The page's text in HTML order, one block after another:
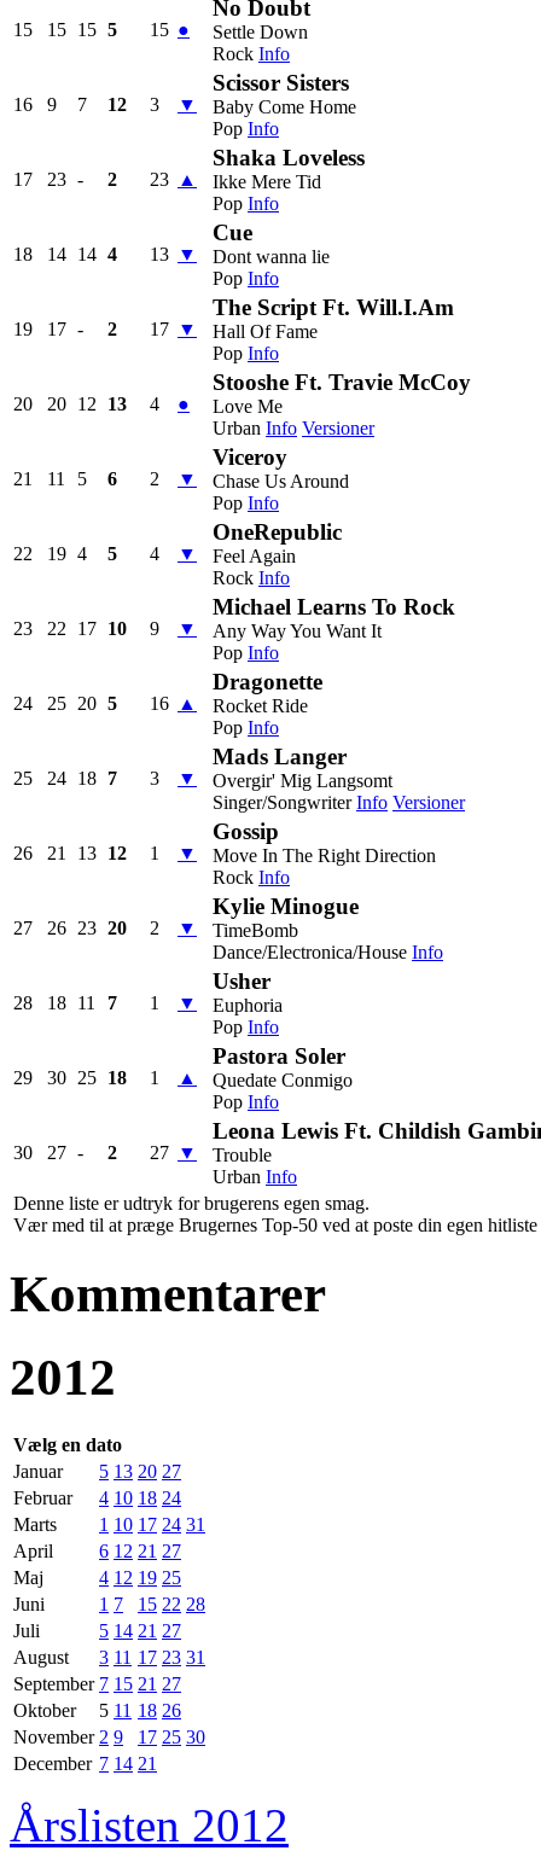
15 15 15 5 15 ●
No Doubt
Settle Down
Rock Info
16 9 7 12 3 ▼
Scissor Sisters
Baby Come Home
Pop Info
17 23 - 2 23 ▲
Shaka Loveless
Ikke Mere Tid
Pop Info
18 14 14 4 13 ▼
Cue
Dont wanna lie
Pop Info
19 17 - 2 17 ▼
The Script Ft. Will.I.Am
Hall Of Fame
Pop Info
20 20 12 13 4 ●
Stooshe Ft. Travie McCoy
Love Me
Urban Info Versioner
21 11 5 6 2 ▼
Viceroy
Chase Us Around
Pop Info
22 19 4 5 4 ▼
OneRepublic
Feel Again
Rock Info
23 22 17 10 9 ▼
Michael Learns To Rock
Any Way You Want It
Pop Info
24 25 20 5 16 ▲
Dragonette
Rocket Ride
Pop Info
25 24 18 7 3 ▼
Mads Langer
Overgir' Mig Langsomt
Singer/Songwriter Info Versioner
26 21 13 12 1 ▼
Gossip
Move In The Right Direction
Rock Info
27 26 23 20 2 ▼
Kylie Minogue
TimeBomb
Dance/Electronica/House Info
28 18 11 7 1 ▼
Usher
Euphoria
Pop Info
29 30 25 18 1 ▲
Pastora Soler
Quedate Conmigo
Pop Info
30 27 - 2 27 ▼
Leona Lewis Ft. Childish
Trouble
Urban Info
Denne liste er udtryk for brugerens egen smag.
Vær med til at præge Brugernes Top-50 ved at poste din egen hitliste
Kommentarer
2012
Vælg en dato
Januar
5 13 20 27
Februar
4 10 18 24
Marts
1 10 17 24 31
April
6 12 21 27
Maj
4 12 19 25
Juni
1 7 15 22 28
Juli
5 14 21 27
August
3 11 17 23 31
September 7 15 21 27
Oktober
5 11 18 26
November 2 9 17 25 30
December 7 14 21
Årslisten 2012